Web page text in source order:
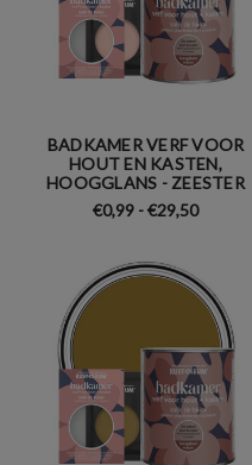
BADKAMER VERF VOOR
HOUT EN KASTEN,
HOOGGLANS - ZEESTER
€0,99 - €29,50